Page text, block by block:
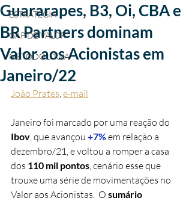
ESTRATÉGIA
GAP DE VALOR
METODOLOGIA
Guararapes, B3, Oi, CBA e
BR Partners dominam
Valor aos Acionistas em
Janeiro/22
João Prates, e-mail
Janeiro foi marcado por uma reação do
Ibov, que avançou +7% em relação a
dezembro/21, e voltou a romper a casa
dos 110 mil pontos, cenário esse que
trouxe uma série de movimentações no
Valor aos Acionistas.  O sumário